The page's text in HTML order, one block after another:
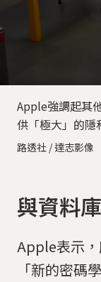
Apple強調起其
供「極大」的隱
路透社 / 達志影像
與資料
Apple表示
「新的密